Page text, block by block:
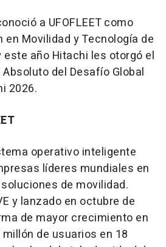
a UFOFLEET como
en Movilidad y Tecnología de
año Hitachi les otorgó el
del Desafío Global
2026.
operativo inteligente
líderes mundiales en
de movilidad.
y lanzado en octubre de
de mayor crecimiento en
de usuarios en 18